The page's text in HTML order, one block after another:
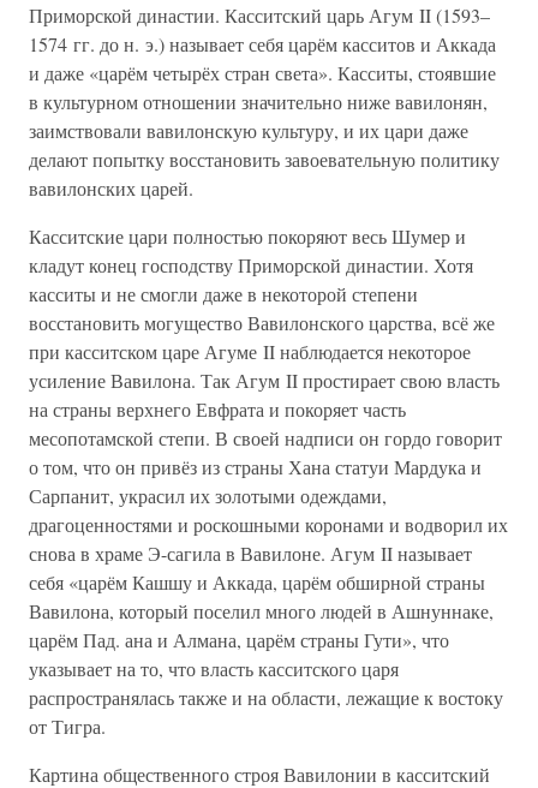
Приморской династии. Касситский царь Агум II (1593–
1574 гг. до н. э.) называет себя царём касситов и Аккада
и даже «царём четырёх стран света». Касситы, стоявшие
в культурном отношении значительно ниже вавилонян,
заимствовали вавилонскую культуру, и их цари даже
делают попытку восстановить завоевательную политику
вавилонских царей.
Касситские цари полностью покоряют весь Шумер и
кладут конец господству Приморской династии. Хотя
касситы и не смогли даже в некоторой степени
восстановить могущество Вавилонского царства, всё же
при касситском царе Агуме II наблюдается некоторое
усиление Вавилона. Так Агум II простирает свою власть
на страны верхнего Евфрата и покоряет часть
месопотамской степи. В своей надписи он гордо говорит
о том, что он привёз из страны Хана статуи Мардука и
Сарпанит, украсил их золотыми одеждами,
драгоценностями и роскошными коронами и водворил их
снова в храме Э-сагила в Вавилоне. Агум II называет
себя «царём Кашшу и Аккада, царём обширной страны
Вавилона, который поселил много людей в Ашнуннаке,
царём Пад. ана и Алмана, царём страны Гути», что
указывает на то, что власть касситского царя
распространялась также и на области, лежащие к востоку
от Тигра.
Картина общественного строя Вавилонии в касситский